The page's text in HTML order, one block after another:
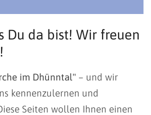
Du da bist! Wir freuen
im Dhünntal" – und wir
kennenzulernen und
Seiten wollen Ihnen einen